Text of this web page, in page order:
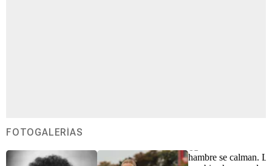
FOTOGALERÍAS